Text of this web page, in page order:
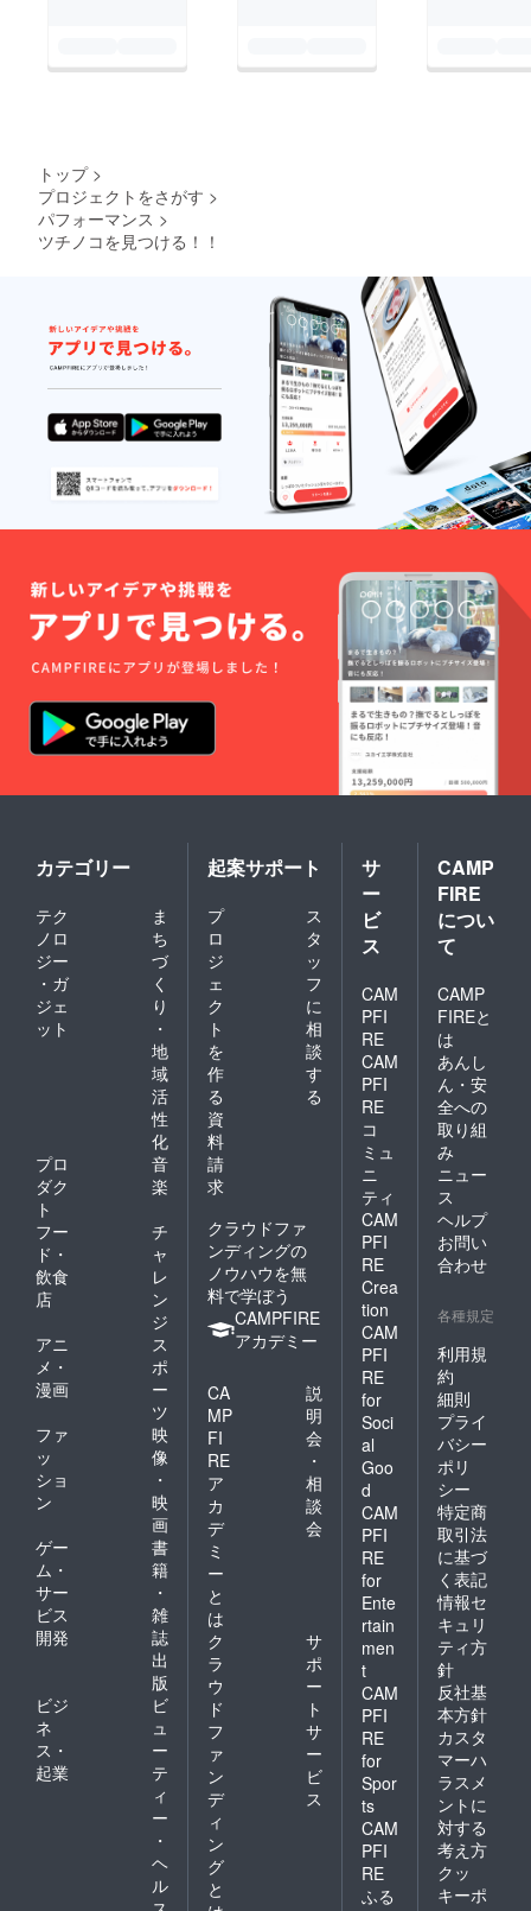
トップ >
プロジェクトをさがす >
パフォーマンス >
ツチノコを見つける！！
カテゴリー
テク
ノロ
ジー
・ガ
ジェ
ット
ま
ち
づ
く
り
・
地
域
活
性
化
プロ
ダク
ト
音
楽
フー
ド・
飲食
店
チ
ャ
レ
ン
ジ
アニ
メ・
漫画
ス
ポ
ー
ツ
ファ
ッ
ショ
ン
映
像
・
映
画
ゲー
ム・
サー
ビス
開発
書
籍
・
雑
誌
出
版
ビジ
ネ
ス・
起業
ビ
ュ
ー
テ
ィ
ー
・
ヘ
ル
起案サポート
プ
ロ
ジ
ェ
ク
ト
を
作
る
ス
タ
ッ
フ
に
相
談
す
る
資
料
請
求
クラウドファ
ンディングの
ノウハウを無
料で学ぼう
CAMPFIRE
アカデミー
CA
MP
FI
RE
ア
カ
デ
ミ
ー
と
は
説
明
会
・
相
談
会
ク
ラ
ウ
ド
フ
ァ
ン
デ
ィ
ン
グ
と
サ
ポ
ー
ト
サ
ー
ビ
ス
サ
ー
ビ
ス
CAM
PFI
RE
CAM
PFI
RE
コ
ミュ
ニ
ティ
CAM
PFI
RE
Crea
tion
CAM
PFI
RE
for
Soci
al
Goo
d
CAM
PFI
RE
for
Ente
rtain
men
t
CAM
PFI
RE
for
Spor
ts
CAM
PFI
RE
ふる
CAMP
FIRE
につい
て
CAMP
FIREと
は
あんし
ん・安
全への
取り組
み
ニュー
ス
ヘルプ
お問い
合わせ
各種規定
利用規
約
細則
プライ
バシー
ポリ
シー
特定商
取引法
に基づ
く表記
情報セ
キュリ
ティ方
針
反社基
本方針
カスタ
マーハ
ラスメ
ントに
対する
考え方
クッ
キーポ